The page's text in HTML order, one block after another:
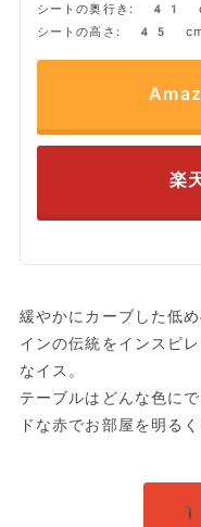
シートの奥行き: 41
シートの高さ: 45
楽
緩やかにカーブした低
インの伝統をインスピ
なイス。
テーブルはどんな色に
ドな赤でお部屋を明る
1